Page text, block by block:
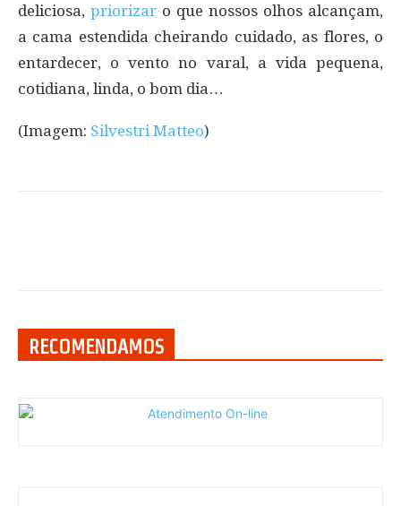
deliciosa, priorizar o que nossos olhos alcançam,
a cama estendida cheirando cuidado, as flores, o
entardecer, o vento no varal, a vida pequena,
cotidiana, linda, o bom dia…
(Imagem: Silvestri Matteo)
RECOMENDAMOS